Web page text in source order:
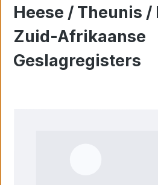
Heese / Theunis /
Zuid-Afrikaanse
Geslagregisters